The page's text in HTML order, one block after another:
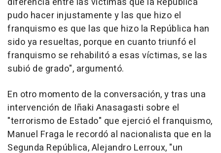
pudo hacer injustamente y las que hizo el
franquismo es que las que hizo la República han
sido ya resueltas, porque en cuanto triunfó el
franquismo se rehabilitó a esas víctimas, se las
subió de grado", argumentó.
En otro momento de la conversación, y tras una
intervención de Iñaki Anasagasti sobre el
"terrorismo de Estado" que ejerció el franquismo,
Manuel Fraga le recordó al nacionalista que en la
Segunda República, Alejandro Lerroux, "un